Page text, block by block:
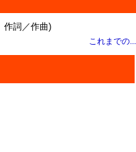
詞／作曲)
これまでの...